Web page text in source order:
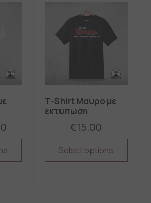
T-Shirt Μαύρο με
εκτύπωση
€15.00
Select options